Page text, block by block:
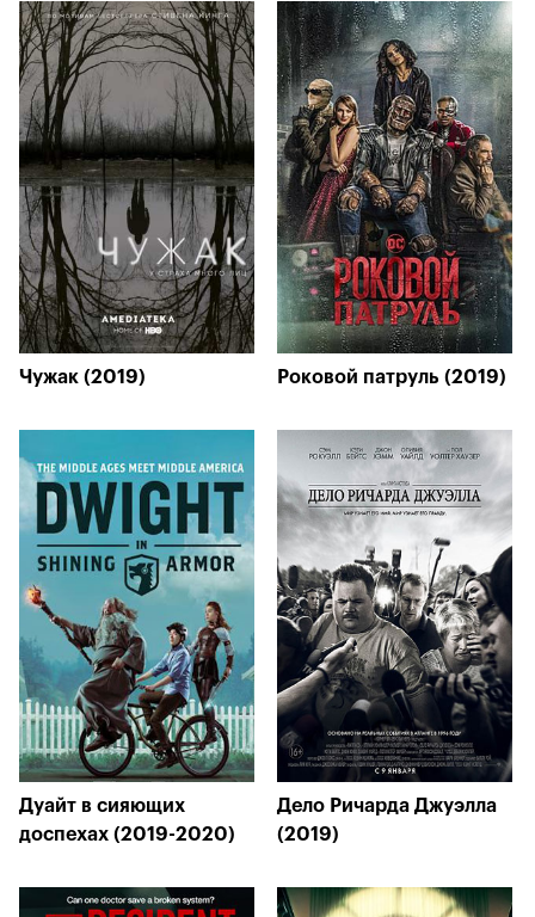
Чужак (2019) Роковой патруль (2019)
Дуайт в сияющих
доспехах (2019-2020)
Дело Ричарда Джуэлла
(2019)